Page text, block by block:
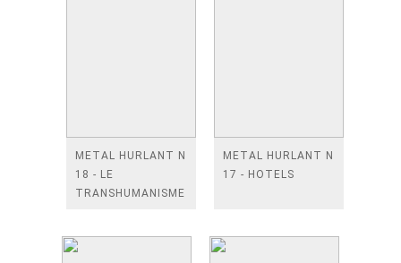
METAL HURLANT N
18 - LE
TRANSHUMANISME
METAL HURLANT N
17 - HOTELS